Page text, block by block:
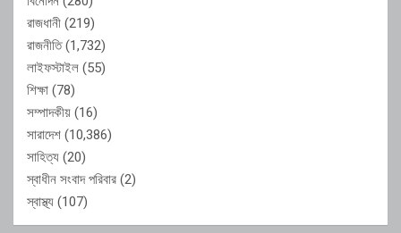
রাজধানী (219)
রাজনীতি(1,732)
লাইফস্টাইল (55)
শিক্ষা (78)
সম্পাদকীয় (16)
সারাদেশ (10,386)
সাহিত্য (20)
স্বাধীন সংবাদ পরিবার (2)
স্বাস্থ্য (107)